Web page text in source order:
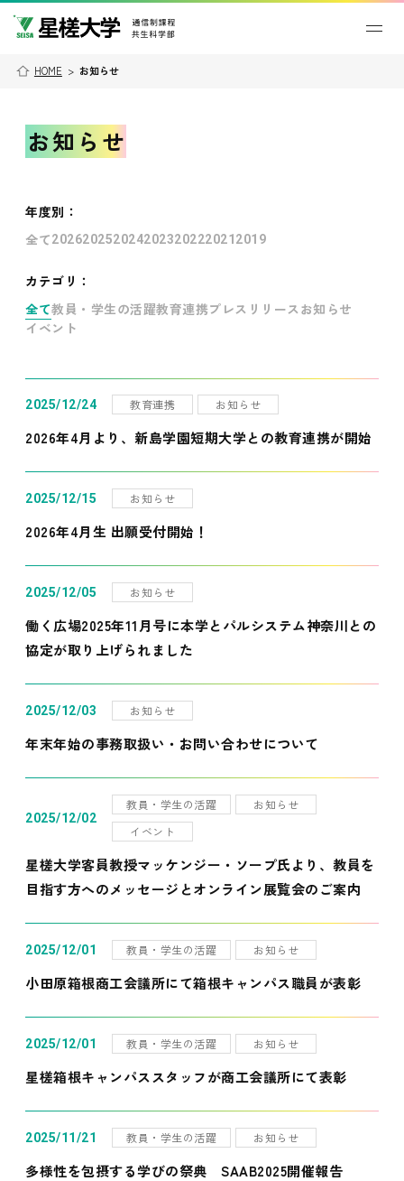
HOME > お知らせ
お知らせ
年度別 ：
全て202620252024202320222021 2019
カテゴリ：
全て教員・学生の活躍教育連携プレスリリース お知らせ
イベント
2025/12/24 教育連携 お知らせ
2026年4月より、新島学園短期大学との教育連携が開始
2025/12/15 お知らせ
2026年4月生 出願受付開始！
2025/12/05 お知らせ
働く広場2025年11月号に本学とパルシステム神奈川との
協定が取り上げられました
2025/12/03 お知らせ
年末年始の事務取扱い・お問い合わせについて
2025/12/02
教員・学生の活躍
お知らせ
イベント
星槎大学客員教授マッケンジー・ソープ氏より、教員を
目指す方へのメッセージとオンライン展覧会のご案内
2025/12/01 教員・学生の活躍 お知らせ
小田原箱根商工会議所にて箱根キャンパス職員が表彰
2025/12/01 教員・学生の活躍 お知らせ
星槎箱根キャンパススタッフが商工会議所にて表彰
2025/11/21 教員・学生の活躍 お知らせ
多様性を包摂する学びの祭典 SAAB2025開催報告